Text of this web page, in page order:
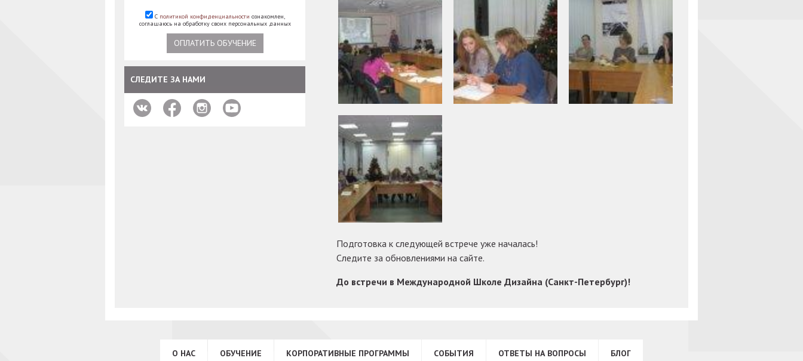
С политикой конфиденциальности ознакомлен,
соглашаюсь на обработку своих персональных данных
ОПЛАТИТЬ ОБУЧЕНИЕ
СЛЕДИТЕ ЗА НАМИ
Подготовка к следующей встрече уже началась!
Следите за обновлениями на сайте.
До встречи в Международной Школе Дизайна (Санкт-Петербург)!
О НАС ОБУЧЕНИЕ КОРПОРАТИВНЫЕ ПРОГРАММЫ СОБЫТИЯ ОТВЕТЫ НА ВОПРОСЫ БЛОГ